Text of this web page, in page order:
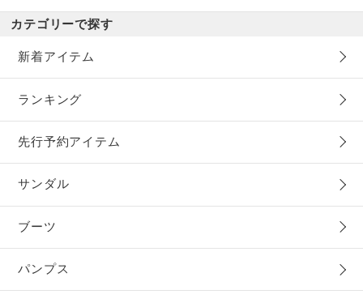
カテゴリーで探す
新着アイテム
ランキング
先行予約アイテム
サンダル
ブーツ
パンプス